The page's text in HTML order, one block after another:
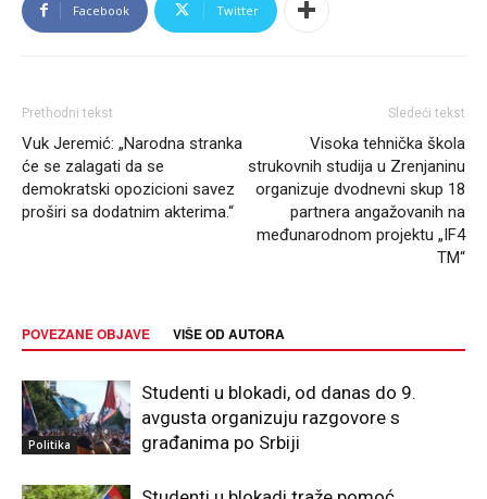
Facebook Twitter
Prethodni tekst
Vuk Jeremić: „Narodna stranka
će se zalagati da se
demokratski opozicioni savez
proširi sa dodatnim akterima.“
Sledeći tekst
Visoka tehnička škola
strukovnih studija u Zrenjaninu
organizuje dvodnevni skup 18
partnera angažovanih na
međunarodnom projektu „IF4
TM“
POVEZANE OBJAVE VIŠE OD AUTORA
Politika
Studenti u blokadi, od danas do 9.
avgusta organizuju razgovore s
građanima po Srbiji